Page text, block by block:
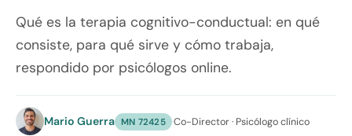
Qué es la terapia cognitivo-conductual: en qué
consiste, para qué sirve y cómo trabaja,
respondido por psicólogos online.
Mario Guerra MN 72425 ·Co-Director · Psicólogo clínico